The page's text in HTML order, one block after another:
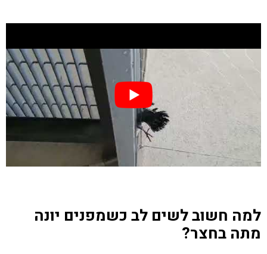
למה חשוב לשים לב כשמפנים יונה
מתה בחצר?